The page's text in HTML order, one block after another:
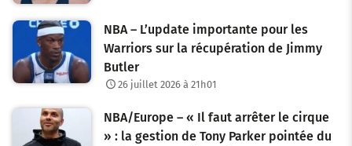
NBA – L’update importante pour les
Warriors sur la récupération de Jimmy
Butler
26 juillet 2026 à 21h01
NBA/Europe – « Il faut arrêter le cirque
» : la gestion de Tony Parker pointée du